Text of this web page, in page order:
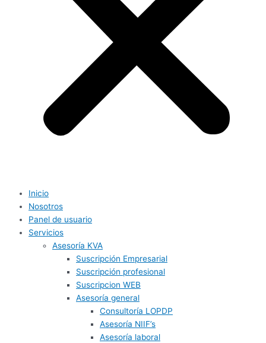
Inicio
Nosotros
Panel de usuario
Servicios
Asesoría KVA
Suscripción Empresarial
Suscripción profesional
Suscripcion WEB
Asesoría general
Consultoría LOPDP
Asesoría NIIF’s
Asesoría laboral